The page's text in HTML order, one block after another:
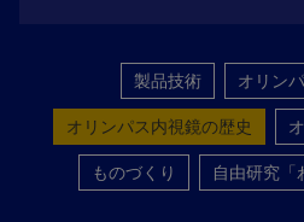
製品技術
オリン
オリンパス内視鏡の歴史
ものづくり
自由研究「